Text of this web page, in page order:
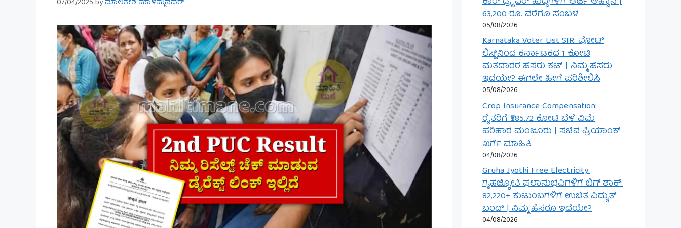
07/04/2025byಮಾಲತೇಶ ಮಾಳಮ್ಮನವರ್
63,200 ರೂ. ವರೆಗೂ ಸಂಬಳ
05/08/2026
Karnataka Voter List SIR: ವೋಟ್
ಲಿಸ್ಟ್‌ನಿಂದ ಕರ್ನಾಟಕದ 1 ಕೋಟಿ
ಮತದಾರರ ಹೆಸರು ಕಟ್ | ನಿಮ್ಮ ಹೆಸರು
ಇದೆಯೇ? ಈಗಲೇ ಹೀಗೆ ಪರಿಶೀಲಿಸಿ
05/08/2026
Crop Insurance Compensation:
ರೈತರಿಗೆ ₹585.72 ಕೋಟಿ ಬೆಳೆ ವಿಮೆ
ಪರಿಹಾರ ಮಂಜೂರು | ಸಚಿವ ಪ್ರಿಯಾಂಕ್
ಖರ್ಗೆ ಮಾಹಿತಿ
04/08/2026
Gruha Jyothi Free Electricity:
ಗೃಹಜ್ಯೋತಿ ಫಲಾನುಭವಿಗಳಿಗೆ ಬಿಗ್ ಶಾಕ್:
82,220+ ಕುಟುಂಬಗಳಿಗೆ ಉಚಿತ ವಿದ್ಯುತ್
ಬಂದ್ | ನಿಮ್ಮ ಹೆಸರೂ ಇದೆಯೇ?
04/08/2026